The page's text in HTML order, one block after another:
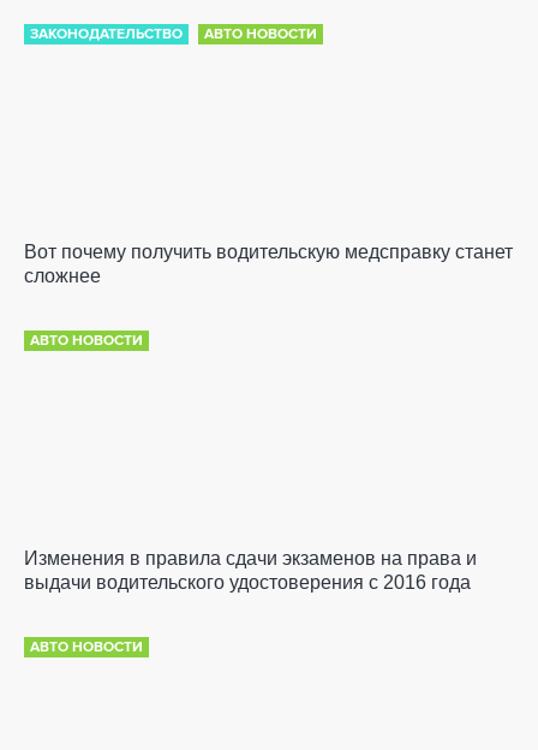
ЗАКОНОДАТЕЛЬСТВО АВТО НОВОСТИ
Вот почему получить водительскую медсправку станет
сложнее
АВТО НОВОСТИ
Изменения в правила сдачи экзаменов на права и
выдачи водительского удостоверения с 2016 года
АВТО НОВОСТИ